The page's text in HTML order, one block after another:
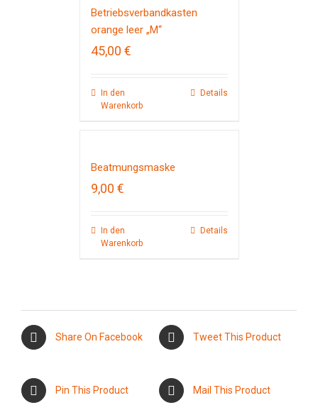
Betriebsverbandkasten
orange leer „M“
45,00 €
In den
Warenkorb
Details
Beatmungsmaske
9,00 €
In den
Warenkorb
Details
Share On Facebook Tweet This Product
Pin This Product Mail This Product